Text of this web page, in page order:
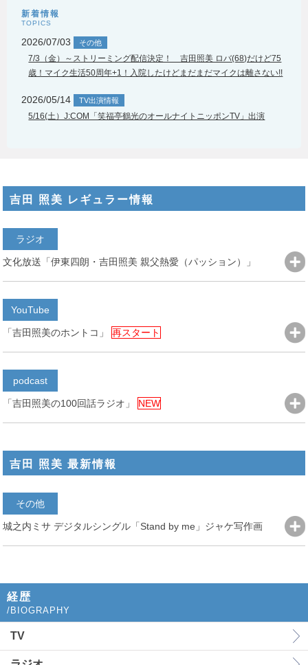
新着情報
TOPICS
2026/07/03 その他
7/3（金）～ストリーミング配信決定！ 吉田照美 ロバ(68)だけど75
歳！マイク生活50周年+1！入院したけどまだまだマイクは離さない!!
2026/05/14 TV出演情報
5/16(土）J:COM「笑福亭鶴光のオールナイトニッポンTV」出演
吉田 照美 レギュラー情報
ラジオ
文化放送「伊東四朗・吉田照美 親父熱愛（パッション）」
YouTube
「吉田照美のホントコ」 再スタート
podcast
「吉田照美の100回話ラジオ」 NEW
吉田 照美 最新情報
その他
城之内ミサ デジタルシングル「Stand by me」ジャケ写作画
経歴
/BIOGRAPHY
TV